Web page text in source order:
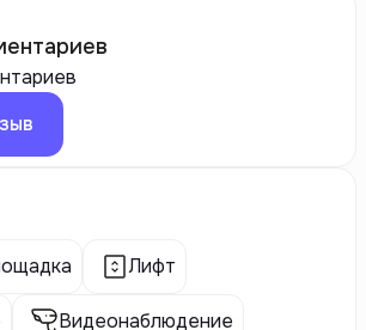
Лифт
Видеонаблюдение